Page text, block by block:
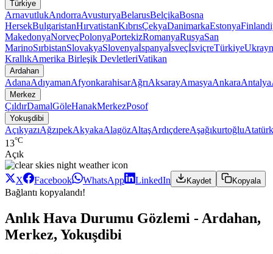
Türkiye
ArnavutlukAndorraAvusturyaBelarusBelçikaBosna
HersekBulgaristanHırvatistanKıbrısÇekyaDanimarkaEstonya
MakedonyaNorveçPolonyaPortekizRomanyaRusyaSan
MarinoSırbistanSlovakyaSlovenyaİspanyaİsveçİsviçreTürkiye
KrallıkAmerika Birleşik DevletleriVatikan
Ardahan
AdanaAdıyamanAfyonkarahisarAğrıAksarayAmasyaAnkaraAntalya
Merkez
ÇıldırDamalGöleHanakMerkezPosof
Yokuşdibi
AçıkyazıAğzıpekAkyakaAlagözAltaşArdıçdereAşağıkurtoğluAtatürk
13°C
Açık
X Facebook WhatsApp LinkedIn Kaydet Kopyala
Bağlantı kopyalandı!
Anlık Hava Durumu Gözlemi - Ardahan,
Merkez, Yokuşdibi